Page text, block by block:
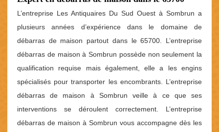
L’entreprise Les Antiquaires Du Sud Ouest à Sombrun a
plusieurs années d’expérience dans le domaine de
débarras de maison partout dans le 65700. L’entreprise
débarras de maison à Sombrun possède non seulement la
qualification requise mais également, elle a les engins
spécialisés pour transporter les encombrants. L’entreprise
débarras de maison à Sombrun veille à ce que ses
interventions se déroulent correctement. L’entreprise
débarras de maison à Sombrun vous accompagne dès les